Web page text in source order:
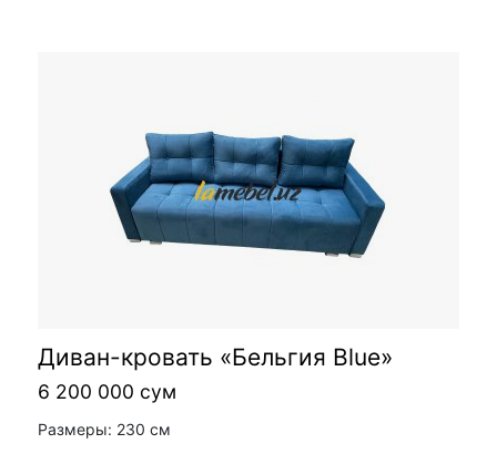
Диван-кровать «Бельгия Blue»
6 200 000 сум
Размеры: 230 см